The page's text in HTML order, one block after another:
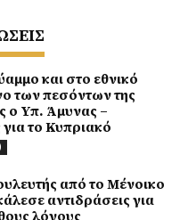
και στο εθνικό
των πεσόντων της
ο Υπ. Άμυνας –
το Κυπριακό
από το Μένοικο
αντιδράσεις για